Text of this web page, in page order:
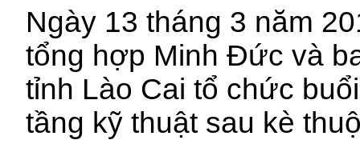
Ngày 13 tháng 3 năm
tổng hợp Minh Đức và
tỉnh Lào Cai tổ chức
tầng kỹ thuật sau kè